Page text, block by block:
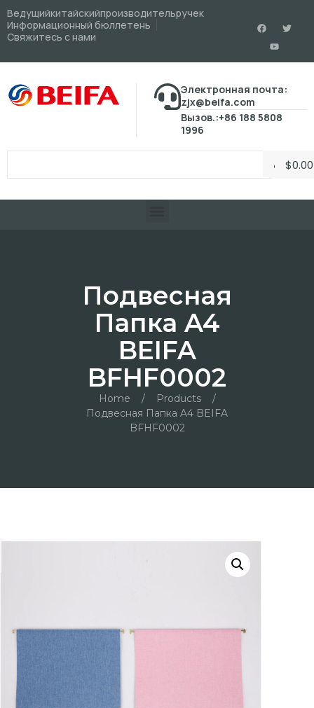
Ведущийкитайскийпроизводительручек
Информационный бюллетень
Свяжитесь с нами
Электронная почта:
zjx@beifa.com
Вызов.:+86 188 5808
1996
$0.00
Подвесная
Папка A4
BEIFA
BFHF0002
Home / Products
/
Подвесная Папка A4 BEIFA
BFHF0002